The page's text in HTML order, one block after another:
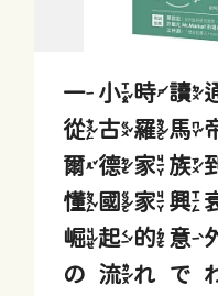
一小時讀
從古羅馬
爾德家族
懂國家興
崛起的意
の流れで